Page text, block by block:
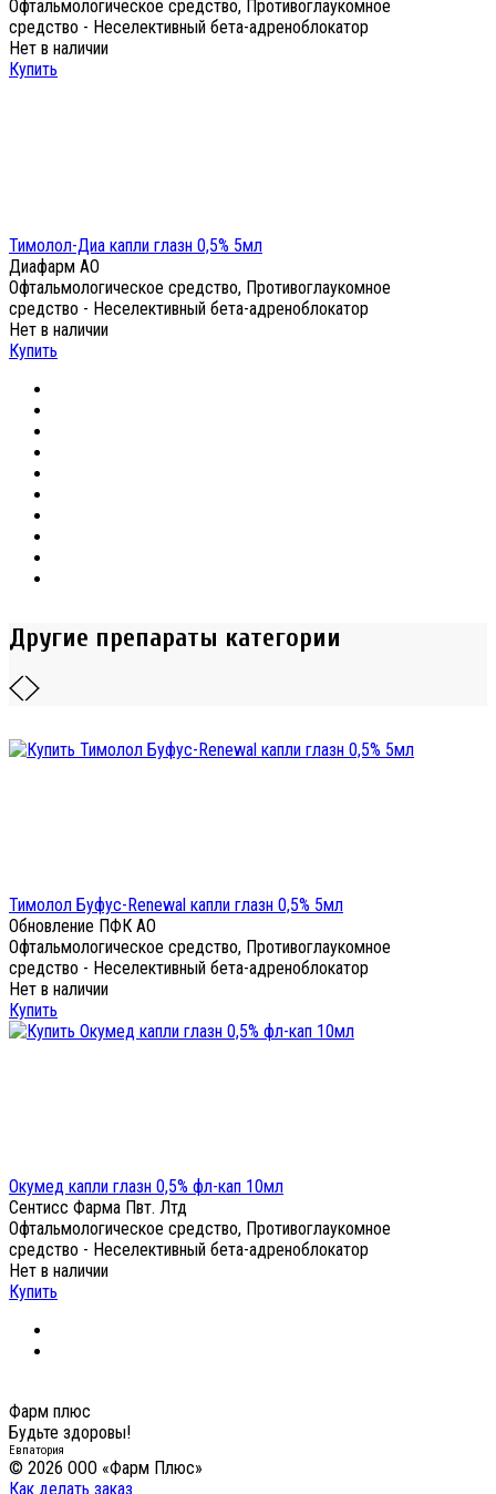
Офтальмологическое средство, Противоглаукомное
средство - Неселективный бета-адреноблокатор
Нет в наличии
Купить
Тимолол-Диа капли глазн 0,5% 5мл
Диафарм АО
Офтальмологическое средство, Противоглаукомное
средство - Неселективный бета-адреноблокатор
Нет в наличии
Купить
Другие препараты категории
Тимолол Буфус-Renewal капли глазн 0,5% 5мл
Обновление ПФК АО
Офтальмологическое средство, Противоглаукомное
средство - Неселективный бета-адреноблокатор
Нет в наличии
Купить
Окумед капли глазн 0,5% фл-кап 10мл
Сентисс Фарма Пвт. Лтд
Офтальмологическое средство, Противоглаукомное
средство - Неселективный бета-адреноблокатор
Нет в наличии
Купить
Фарм плюс
Будьте здоровы!
Евпатория
© 2026 ООО «Фарм Плюс»
Как делать заказ